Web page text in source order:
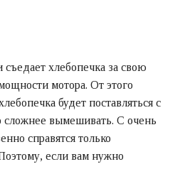
съедает хлебопечка за свою
мотора. От этого
будет поставляться с
сложнее вымешивать. С очень
справятся только
если вам нужно